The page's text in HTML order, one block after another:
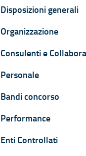
Disposizioni generali
Organizzazione
Consulenti e
Personale
Bandi concorso
Performance
Enti Controllati